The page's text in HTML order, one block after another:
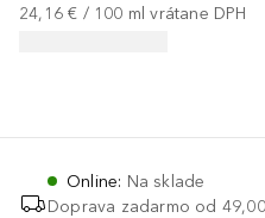
24,16 € / 100 ml vrátane DPH
Online: Na sklade
Doprava zadarmo od